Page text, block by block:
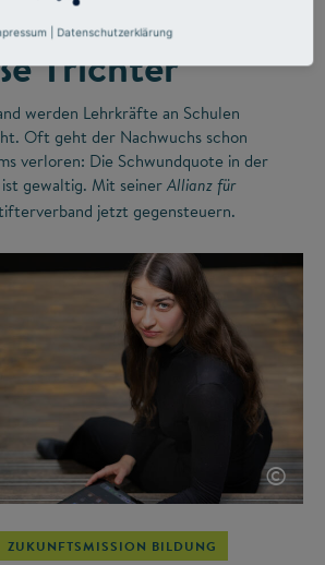
Trichter
werden Lehrkräfte an Schulen
Oft geht der Nachwuchs schon
verloren: Die Schwundquote in der
gewaltig. Mit seiner Allianz für
jetzt gegensteuern.
©
ZUKUNFTSMISSION BILDUNG
Datenschutzerklärung